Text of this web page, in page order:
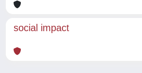
social impact